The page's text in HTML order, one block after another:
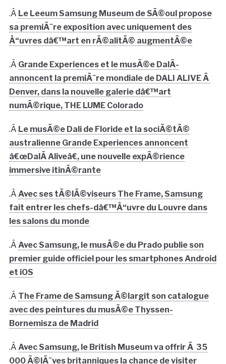
.Â Le Leeum Samsung Museum de SÃ©oul propose
sa premiÃ¨re exposition avec uniquement des
Å“uvres dâ€™art en rÃ©alitÃ© augmentÃ©e
.Â Grande Experiences et le musÃ©e DalÃ­
annoncent la premiÃ¨re mondiale de DALI ALIVE Ã
Denver, dans la nouvelle galerie dâ€™art
numÃ©rique, THE LUME Colorado
.Â Le musÃ©e Dali de Floride et la sociÃ©tÃ©
australienne Grande Experiences annoncent
â€œDalÃ­ Aliveâ€, une nouvelle expÃ©rience
immersive itinÃ©rante
.Â Avec ses tÃ©lÃ©viseurs The Frame, Samsung
fait entrer les chefs-dâ€™Å“uvre du Louvre dans
les salons du monde
.Â Avec Samsung, le musÃ©e du Prado publie son
premier guide officiel pour les smartphones Android
et iOS
.Â The Frame de Samsung Ã©largit son catalogue
avec des peintures du musÃ©e Thyssen-
Bornemisza de Madrid
.Â Avec Samsung, le British Museum va offrir Ã 35
000 Ã©lÃ¨ves britanniques la chance de visiter